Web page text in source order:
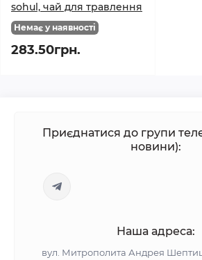
sohul, чай для травлення
Немає у наявності
283.50грн.
Приєднатися до групи
новини):
Наша адреса:
вул. Митрополита Андрея